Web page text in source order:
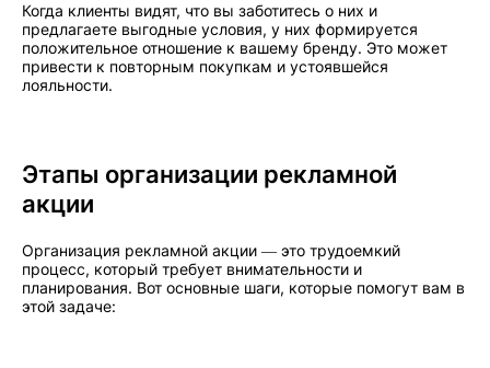
Когда клиенты видят, что вы заботитесь о них и
предлагаете выгодные условия, у них формируется
положительное отношение к вашему бренду. Это может
привести к повторным покупкам и устоявшейся
лояльности.
Этапы организации рекламной
акции
Организация рекламной акции — это трудоемкий
процесс, который требует внимательности и
планирования. Вот основные шаги, которые помогут вам в
этой задаче: